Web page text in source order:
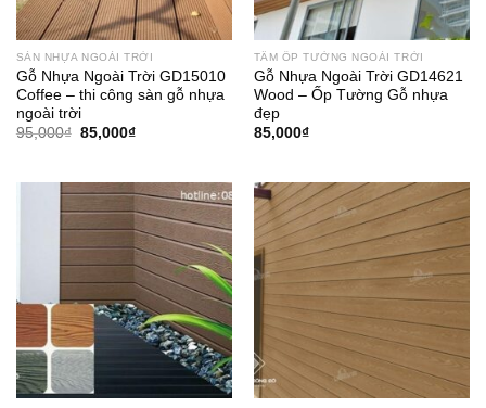
SÀN NHỰA NGOÀI TRỜI
Gỗ Nhựa Ngoài Trời GD15010
Coffee – thi công sàn gỗ nhựa
ngoài trời
95,000₫ Giá
85,000₫Giá
85,000₫.
TẤM ỐP TƯỜNG NGOÀI TRỜI
Gỗ Nhựa Ngoài Trời GD14621
Wood – Ốp Tường Gỗ nhựa
đẹp
85,000₫